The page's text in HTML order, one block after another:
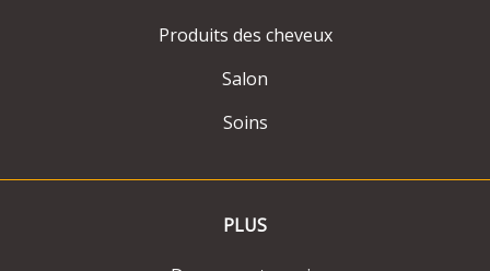
Produits des cheveux
Salon
Soins
PLUS